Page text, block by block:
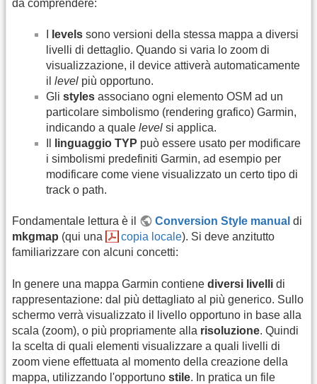
da comprendere:
levels sono versioni della stessa mappa a diversi
livelli di dettaglio. Quando si varia lo zoom di
visualizzazione, il device attiverà automaticamente
il level più opportuno.
Gli styles associano ogni elemento OSM ad un
particolare simbolismo (rendering grafico) Garmin,
indicando a quale level si applica.
linguaggio TYP può essere usato per modificare
i simbolismi predefiniti Garmin, ad esempio per
modificare come viene visualizzato un certo tipo di
track o path.
Fondamentale lettura è il Conversion Style manual di
mkgmap (qui una copia locale). Si deve anzitutto
familiarizzare con alcuni concetti:
In genere una mappa Garmin contiene diversi livelli di
rappresentazione: dal più dettagliato al più generico. Sullo
schermo verrà visualizzato il livello opportuno in base alla
scala (zoom), o più propriamente alla risoluzione. Quindi
la scelta di quali elementi visualizzare a quali livelli di
zoom viene effettuata al momento della creazione della
mappa, utilizzando l'opportuno stile. In pratica un file